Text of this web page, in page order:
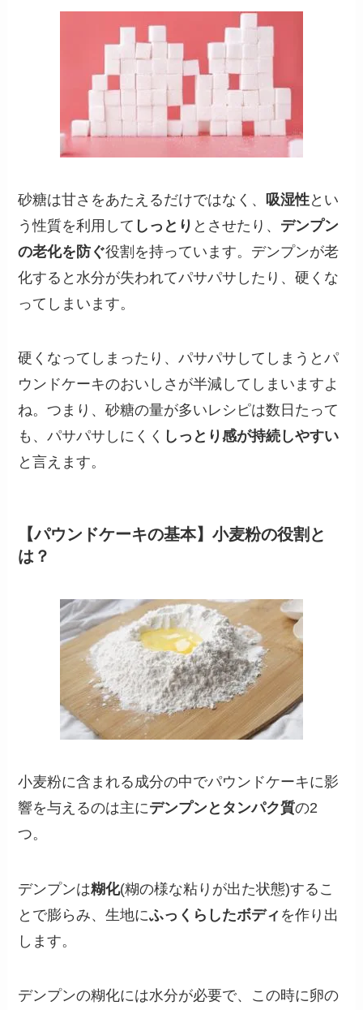
砂糖は甘さをあたえるだけではなく、 吸湿性とい
う性質を利用して しっとり とさせたり、 デンプン
の老化を防ぐ役割を持っています。デンプンが老
化すると水分が失われてパサパサしたり、硬くな
ってしまいます。
硬くなってしまったり、パサパサしてしまうとパ
ウンドケーキのおいしさが半減してしまいますよ
ね。つまり、砂糖の量が多いレシピは数日たって
も、パサパサしにくく しっとり感が持続しやすい
と言えます。
【パウンドケーキの基本】小麦粉の役割と
は？
小麦粉に含まれる成分の中でパウンドケーキに影
響を与えるのは主にデンプンとタンパク質の2
つ。
デンプンは糊化(糊の様な粘りが出た状態)するこ
とで膨らみ、生地にふっくらしたボディ を作り出
します。
デンプンの糊化には水分が必要で、この時に卵の